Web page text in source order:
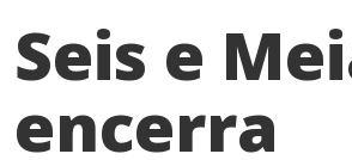
Seis e
encerra